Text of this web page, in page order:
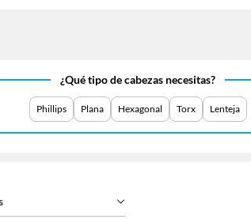
¿Qué tipo de cabezas necesitas?
Phillips Plana Hexagonal Torx Lenteja